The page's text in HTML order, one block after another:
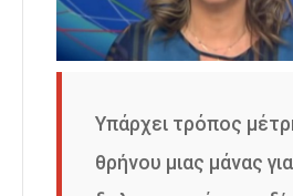
Υπάρχει τρόπος
θρήνου μιας μάνας